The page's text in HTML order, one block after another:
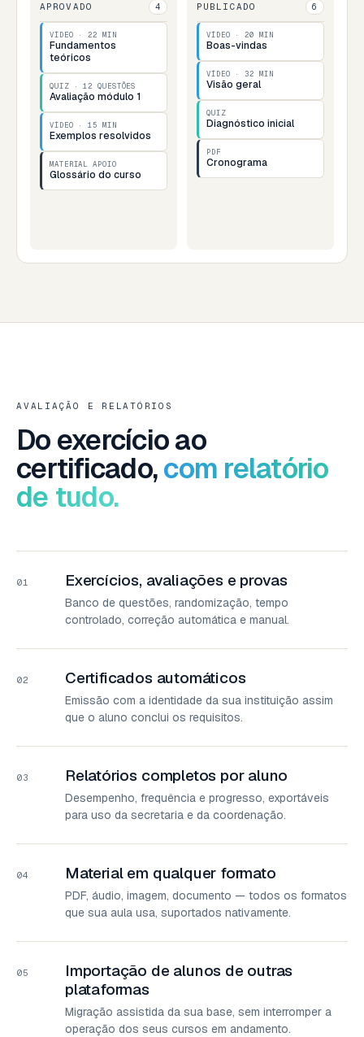
APROVADO 4
VÍDEO · 22 MIN
Fundamentos
teóricos
QUIZ · 12 QUESTÕES
Avaliação módulo 1
VÍDEO · 15 MIN
Exemplos resolvidos
MATERIAL APOIO
Glossário do curso
PUBLICADO 6
VÍDEO · 20 MIN
Boas-vindas
VÍDEO · 32 MIN
Visão geral
QUIZ
Diagnóstico inicial
PDF
Cronograma
AVALIAÇÃO E RELATÓRIOS
Do exercício ao
certificado,com relatório
de tudo.
01 Exercícios, avaliações e provas
Banco de questões, randomização, tempo
controlado, correção automática e manual.
02 Certificados automáticos
Emissão com a identidade da sua instituição assim
que o aluno conclui os requisitos.
03 Relatórios completos por aluno
Desempenho, frequência e progresso, exportáveis
para uso da secretaria e da coordenação.
04 Material em qualquer formato
PDF, áudio, imagem, documento — todos os formatos
que sua aula usa, suportados nativamente.
05
Importação de alunos de outras
plataformas
Migração assistida da sua base, sem interromper a
operação dos seus cursos em andamento.